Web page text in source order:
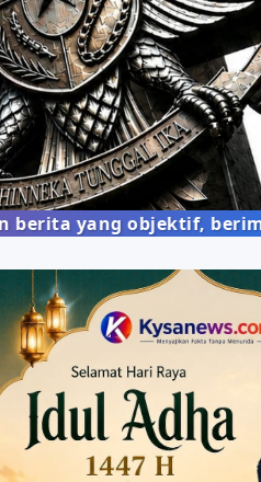
objektif, berimbang,